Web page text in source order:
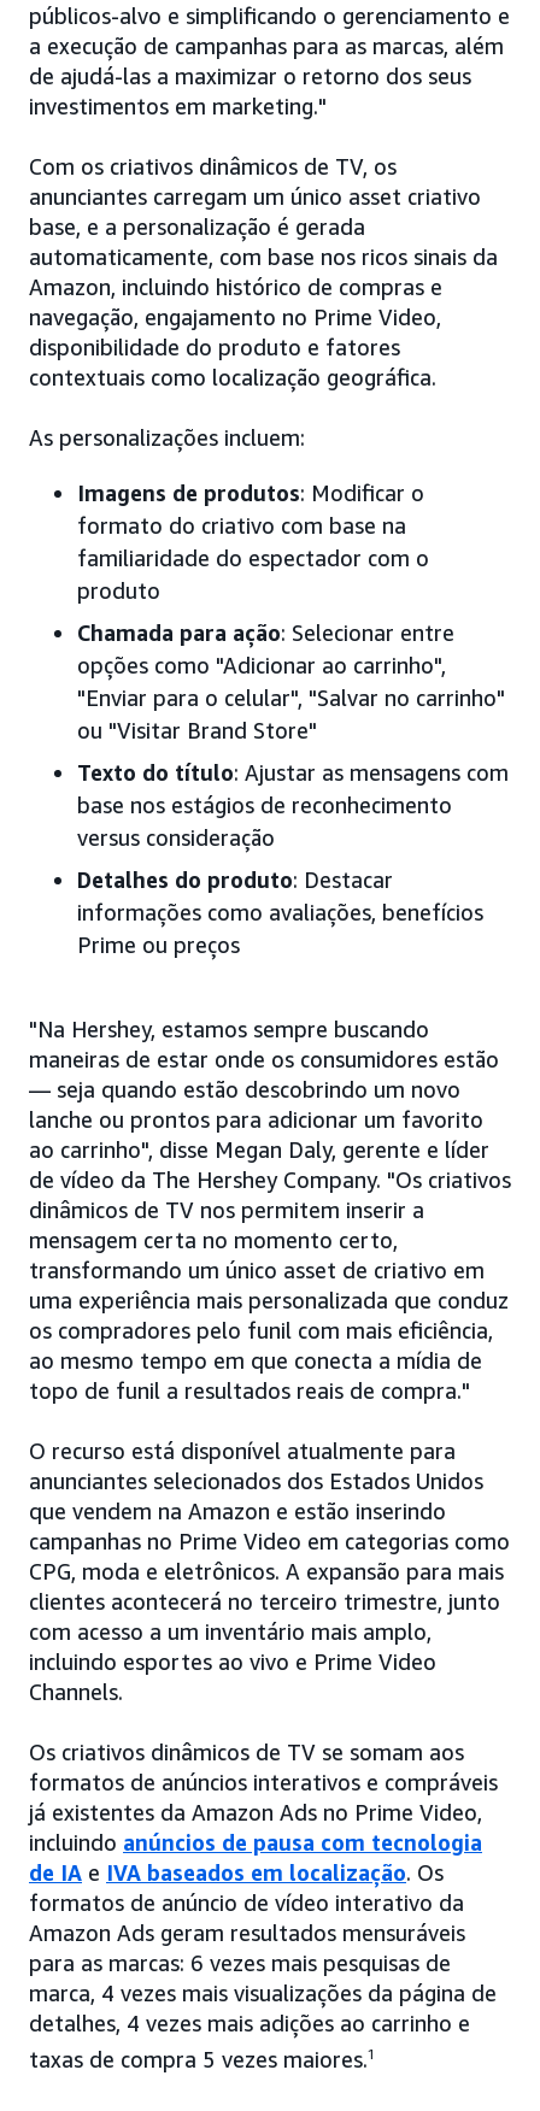
públicos-alvo e simplificando o gerenciamento e
a execução de campanhas para as marcas, além
de ajudá-las a maximizar o retorno dos seus
investimentos em marketing."
Com os criativos dinâmicos de TV, os
anunciantes carregam um único asset criativo
base, e a personalização é gerada
automaticamente, com base nos ricos sinais da
Amazon, incluindo histórico de compras e
navegação, engajamento no Prime Video,
disponibilidade do produto e fatores
contextuais como localização geográfica.
As personalizações incluem:
Imagens de produtos: Modificar o
formato do criativo com base na
familiaridade do espectador com o
produto
Chamada para ação: Selecionar entre
opções como "Adicionar ao carrinho",
"Enviar para o celular", "Salvar no carrinho"
ou "Visitar Brand Store"
Texto do título: Ajustar as mensagens com
base nos estágios de reconhecimento
versus consideração
Detalhes do produto: Destacar
informações como avaliações, benefícios
Prime ou preços
"Na Hershey, estamos sempre buscando
maneiras de estar onde os consumidores estão
— seja quando estão descobrindo um novo
lanche ou prontos para adicionar um favorito
ao carrinho", disse Megan Daly, gerente e líder
de vídeo da The Hershey Company. "Os criativos
dinâmicos de TV nos permitem inserir a
mensagem certa no momento certo,
transformando um único asset de criativo em
uma experiência mais personalizada que conduz
os compradores pelo funil com mais eficiência,
ao mesmo tempo em que conecta a mídia de
topo de funil a resultados reais de compra."
O recurso está disponível atualmente para
anunciantes selecionados dos Estados Unidos
que vendem na Amazon e estão inserindo
campanhas no Prime Video em categorias como
CPG, moda e eletrônicos. A expansão para mais
clientes acontecerá no terceiro trimestre, junto
com acesso a um inventário mais amplo,
incluindo esportes ao vivo e Prime Video
Channels.
Os criativos dinâmicos de TV se somam aos
formatos de anúncios interativos e compráveis
já existentes da Amazon Ads no Prime Video,
incluindo anúncios de pausa com tecnologia
de IA e IVA baseados em localização. Os
formatos de anúncio de vídeo interativo da
Amazon Ads geram resultados mensuráveis
para as marcas: 6 vezes mais pesquisas de
marca, 4 vezes mais visualizações da página de
detalhes, 4 vezes mais adições ao carrinho e
taxas de compra 5 vezes maiores.1